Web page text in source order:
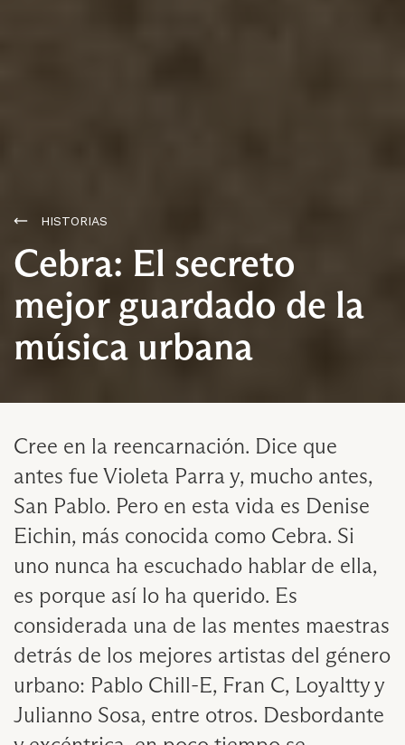
HISTORIAS
Cebra: El secreto
mejor guardado de la
música urbana
Cree en la reencarnación. Dice que
antes fue Violeta Parra y, mucho antes,
San Pablo. Pero en esta vida es Denise
Eichin, más conocida como Cebra. Si
uno nunca ha escuchado hablar de ella,
es porque así lo ha querido. Es
considerada una de las mentes maestras
detrás de los mejores artistas del género
urbano: Pablo Chill-E, Fran C, Loyaltty y
Julianno Sosa, entre otros. Desbordante